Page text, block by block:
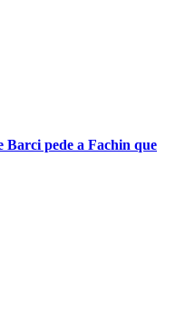
Barci pede a Fachin que